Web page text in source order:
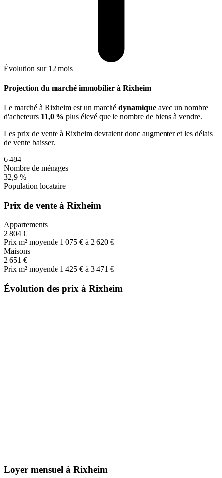
Évolution sur 12 mois
Projection du marché immobilier à Rixheim
Le marché à Rixheim est un marché dynamique avec un nombre
d'acheteurs 11,0 % plus élevé que le nombre de biens à vendre.
Les prix de vente à Rixheim devraient donc augmenteret les délais
de vente baisser.
6 484
Nombre de ménages
32,9 %
Population locataire
Prix de vente à Rixheim
Appartements
2 804 €
Prix m² moyende 1 075 € à 2 620 €
Maisons
2 651 €
Prix m² moyende 1 425 € à 3 471 €
Évolution des prix à Rixheim
Loyer mensuel à Rixheim